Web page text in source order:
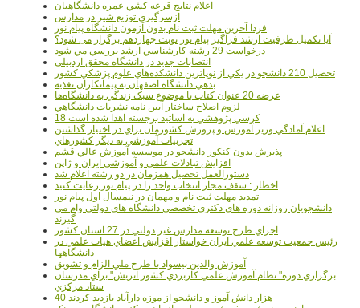
اعلام نتايج قرعه کشي عمره دانشگاهيان
ازسرگيري توزيع شير در مدارس
فردا آخرین مهلت ثبت نام بدون آزمون دانشگاه پیام نور
آیا تکمیل ظرفیت ارشد فراگیر پیام نور نوبت چهاردهم برگزار می شود؟
درخواست 29 رشته کارشناسي ارشد بررسي مي شود
انتصابات جديد در دانشگاه محقق اردبيلي
تحصيل 210 دانشجو در يکي از نوپاترين دانشکده‌هاي علوم پزشکي کشور
بدهي دانشگاه اصفهان به پيمانکاران تغذيه
عرضه 20 عنوان کتاب با موضوع سبک زندگي به دانشگاه‌ها
لزوم اصلاح ساختار آيين نامه نشريات دانشگاهي
18 کرسي پژوهشي به اساتيد برجسته اهدا شده است
اعلام آمادگي وزير آموزش و پرورش کشورمان براي در اختيار گذاشتن
تجربيات آموزشي به ديگر کشورهاي
پذيرش بدون کنکور دانشجو در موسسه آموزش عالي قشم
افزايش تبادلات علمي و آموزشي ايران و ژاپن
دستورالعمل تحصیل همزمان در دو رشته اعلام شد
اخطار : سقف مجاز انتخاب واحد را در پیام نور رعایت کنید
تمدید مهلت ثبت نام و مهمان در نیمسال اول پیام نور
دانشجويان روزانه دوره هاي دكتري تخصصي دانشگاه هاي دولتي وام مي
گيرند
اجراي طرح توسعه مدارس غير دولتي در 27 استان کشور
رئيس جمعيت توسعه علمي ايران خواستار افزايش اعضاي هيات علمي در
دانشگاهها
آموزش والدين بيسواد با طرح ملي الزام و تشويق
برگزاري دوره" نظام آموزش علمي كاربردي كشور اتريش" براي مدرسان
ستاد مرکزي
40 هزار دانش آموز و دانشجو از موزه دارآباد بازديد کردند